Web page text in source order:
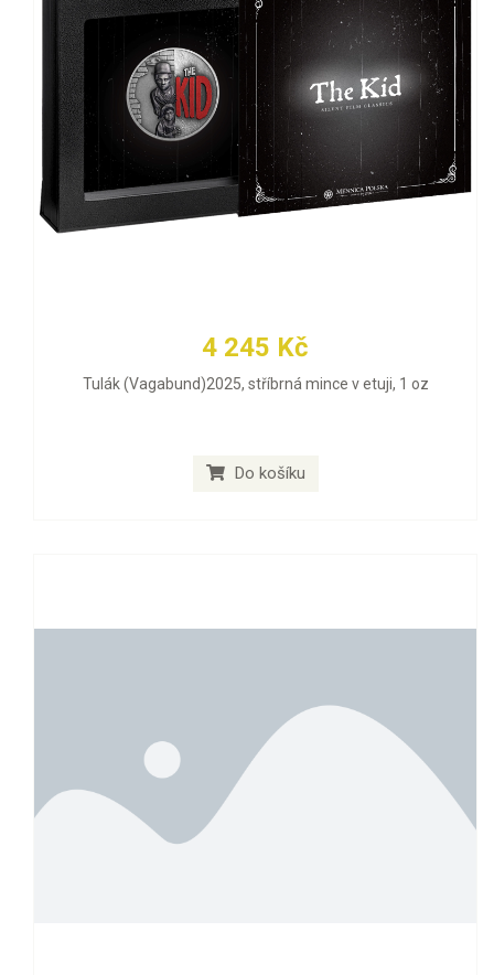
4 245 Kč
Tulák (Vagabund)2025, stříbrná mince v etuji, 1 oz
Do košíku